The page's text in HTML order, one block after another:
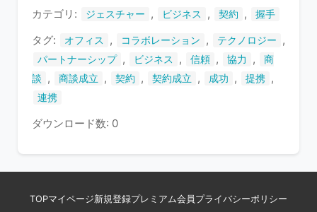
す
カテゴリ:
ジェスチャー , ビジネス , 契約 , 握手
タグ: オフィス , コラボレーション , テクノロジー ,
パートナーシップ , ビジネス , 信頼 , 協力 ,
商
談
, 商談成立 , 契約 , 契約成立 , 成功 , 提携 ,
連携
ダウンロード数: 0
TOPマイページ新規登録プレミアム会員 プライバシーポリシー